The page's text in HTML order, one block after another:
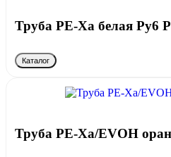
Труба PE-Xa белая Ру6
Каталог
Труба PE-Xa/EVOH